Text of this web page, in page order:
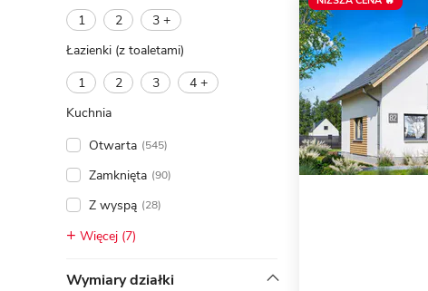
1
2
3 +
Łazienki (z toaletami)
1
2 3
4 +
Kuchnia
Otwarta (545)
Zamknięta (90)
Z wyspą (28)
Więcej (7)
Wymiary działki